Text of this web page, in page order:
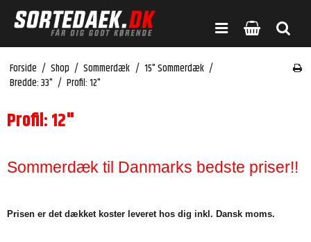
Forside / Shop / Sommerdæk / 15" Sommerdæk /
Bredde: 33" / Profil: 12"
Profil: 12"
Sommerdæk til Danmarks bedste priser!!
Prisen er det dækket koster leveret hos dig inkl. Dansk moms.